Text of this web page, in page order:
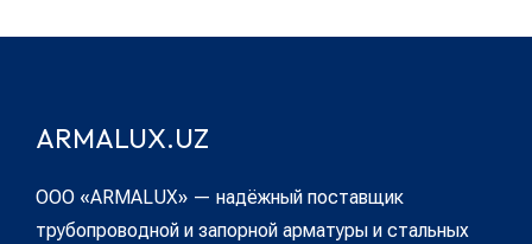
ARMALUX.UZ
ООО «ARMALUX» — надёжный поставщик
трубопроводной и запорной арматуры и стальных